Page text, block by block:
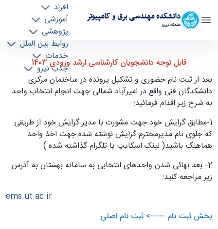
دانشکده مهندسی برق و کامپیوتر
دانشگاه تهران
افراد
آموزشی
پژوهشی
روابط بین الملل
خدمات
جذب نیرو
قابل توجه دانشجویان کارشناسی ارشد ورودی 1403
بعد از ثبت نام حضوری و تشکیل پرونده در ساختمان مرکزی
دانشکدگان فنی واقع در امیرآباد شمالی جهت انجام انتخاب واحد
به شرح زیر اقدام فرمائید:
1-مطابق گرایش خود جهت مشورت با مدیر گرایش خود از طریقی
که جلوی نام مدیرمحترم گرایش نوشته شده جهت اخذ واحد
هماهنگ باشید( لینک اسکایپ یا تلگرام گذاشته شده )
2- بعد نهائی شدن واحدهای انتخابی به سامانه بهستان به آدرس
زیر مراجعه کنید:
ems.ut.ac.ir
بخش ثبت نام -----> ثبت نام اصلی